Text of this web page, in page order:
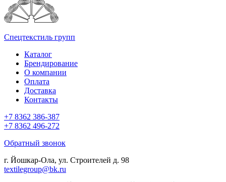
Спецтекстиль групп
Каталог
Брендирование
О компании
Оплата
Доставка
Контакты
+7 8362 386-387
+7 8362 496-272
Обратный звонок
г. Йошкар-Ола, ул. Строителей д. 98
textilegroup@bk.ru